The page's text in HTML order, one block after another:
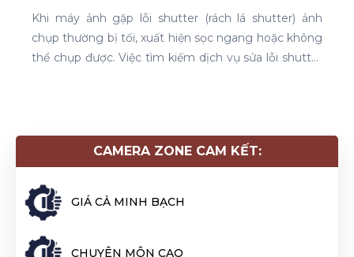
Sửa lens Sony FE 28-70mm không chỉ giúp ống
kính của bạn hoạt động mượt mà như mới mà còn
kéo dài tuổi thọ của thiết bị. Nếu bạn gặp tình trạng
CAMERA ZONE CAM KẾT:
GIÁ CẢ MINH BẠCH
CHUYÊN MÔN CAO